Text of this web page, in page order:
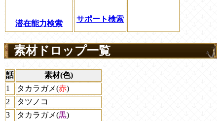
潜在能力検索
サポート検索
素材ドロップ一覧
話
素材(色)
1
タカラガメ(赤)
2
タツノコ
3
タカラガメ(黒)